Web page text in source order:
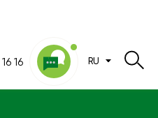
16 RU